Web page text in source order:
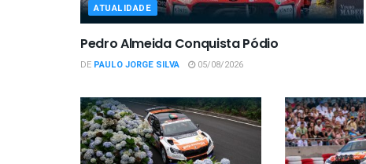
ATUALIDADE
Pedro Almeida Conquista Pódio
DE PAULO JORGE SILVA 05/08/2026